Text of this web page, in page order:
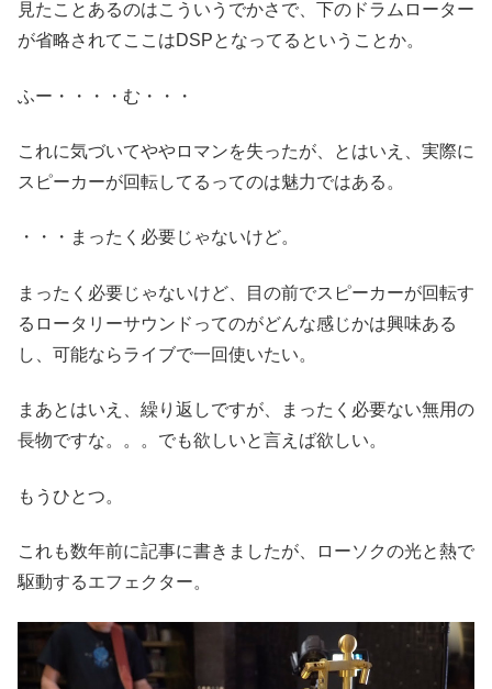
見たことあるのはこういうでかさで、下のドラムローター
が省略されてここはDSPとなってるということか。
ふー・・・・む・・・
これに気づいてややロマンを失ったが、とはいえ、実際に
スピーカーが回転してるってのは魅力ではある。
・・・まったく必要じゃないけど。
まったく必要じゃないけど、目の前でスピーカーが回転す
るロータリーサウンドってのがどんな感じかは興味ある
し、可能ならライブで一回使いたい。
まあとはいえ、繰り返しですが、まったく必要ない無用の
長物ですな。。。でも欲しいと言えば欲しい。
もうひとつ。
これも数年前に記事に書きましたが、ローソクの光と熱で
駆動するエフェクター。